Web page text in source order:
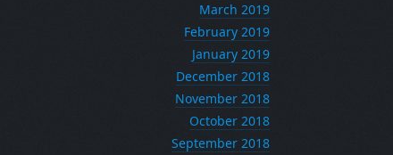
March 2019
February 2019
January 2019
December 2018
November 2018
October 2018
September 2018